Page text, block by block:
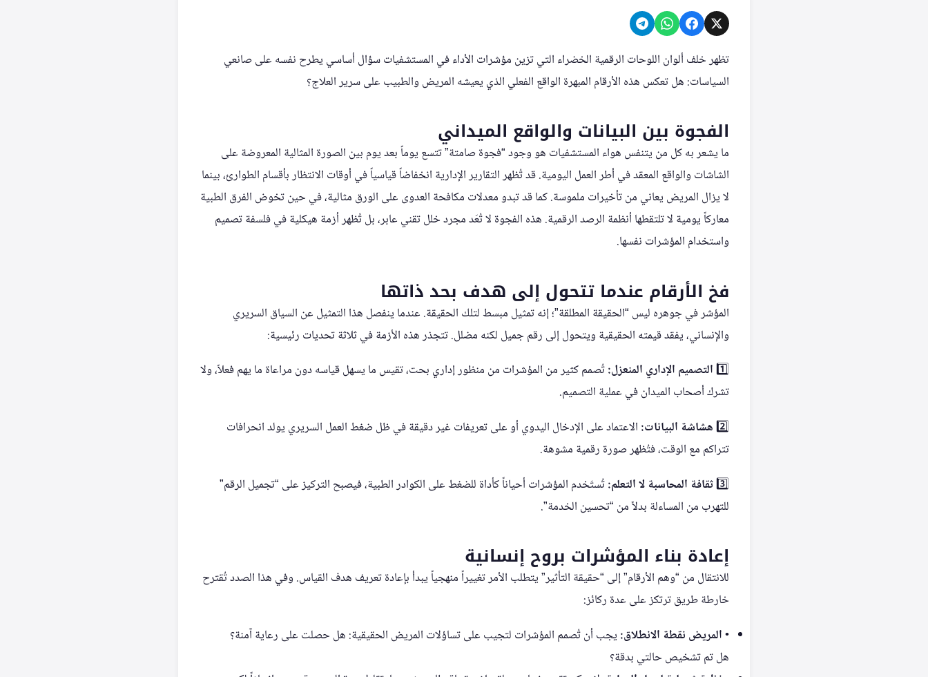
تظهر خلف ألوان اللوحات الرقمية الخضراء التي تزين مؤشرات الأداء في المستشفيات سؤال أساسي يطرح نفسه على صانعي
السياسات: هل تعكس هذه الأرقام المبهرة الواقع الفعلي الذي يعيشه المريض والطبيب على سرير العلاج؟
الفجوة بين البيانات والواقع الميداني
ما يشعر به كل من يتنفس هواء المستشفيات هو وجود “فجوة صامتة” تتسع يوماً بعد يوم بين الصورة المثالية المعروضة على
الشاشات والواقع المعقد في أطر العمل اليومية. قد تُظهر التقارير الإدارية انخفاضاً قياسياً في أوقات الانتظار بأقسام الطوارئ، بينما
لا يزال المريض يعاني من تأخيرات ملموسة. كما قد تبدو معدلات مكافحة العدوى على الورق مثالية، في حين تخوض الفرق الطبية
معاركاً يومية لا تلتقطها أنظمة الرصد الرقمية. هذه الفجوة لا تُعَد مجرد خلل تقني عابر، بل تُظهر أزمة هيكلية في فلسفة تصميم
واستخدام المؤشرات نفسها.
فخ الأرقام عندما تتحول إلى هدف بحد ذاتها
المؤشر في جوهره ليس “الحقيقة المطلقة”؛ إنه تمثيل مبسط لتلك الحقيقة. عندما ينفصل هذا التمثيل عن السياق السريري
والإنساني، يفقد قيمته الحقيقية ويتحول إلى رقم جميل لكنه مضلل. تتجذر هذه الأزمة في ثلاثة تحديات رئيسية:
1️⃣التصميم الإداري المنعزل:تُصمم كثير من المؤشرات من منظور إداري بحت، تقيس ما يسهل قياسه دون مراعاة ما يهم فعلاً، ولا
تشرك أصحاب الميدان في عملية التصميم.
2️⃣هشاشة البيانات: الاعتماد على الإدخال اليدوي أو على تعريفات غير دقيقة في ظل ضغط العمل السريري يولد انحرافات
تتراكم مع الوقت، فتُظهر صورة رقمية مشوهة.
3️⃣ثقافة المحاسبة لا التعلم:تُستَخدم المؤشرات أحياناً كأداة للضغط على الكوادر الطبية، فيصبح التركيز على “تجميل الرقم”
للتهرب من المساءلة بدلاً من “تحسين الخدمة”.
إعادة بناء المؤشرات بروح إنسانية
للانتقال من “وهم الأرقام” إلى “حقيقة التأثير” يتطلب الأمر تغييراً منهجياً يبدأ بإعادة تعريف هدف القياس. وفي هذا الصدد تُقترح
خارطة طريق ترتكز على عدة ركائز:
•المريض نقطة الانطلاق: يجب أن تُصمم المؤشرات لتجيب على تساؤلات المريض الحقيقية: هل حصلت على رعاية آمنة؟
هل تم تشخيص حالتي بدقة؟